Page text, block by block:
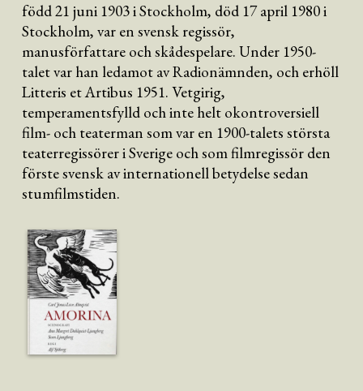
född 21 juni 1903 i Stockholm, död 17 april 1980 i
Stockholm, var en svensk regissör,
manusförfattare och skådespelare. Under 1950-
talet var han ledamot av Radionämnden, och erhöll
Litteris et Artibus 1951. Vetgirig,
temperamentsfylld och inte helt okontroversiell
film- och teaterman som var en 1900-talets största
teaterregissörer i Sverige och som filmregissör den
förste svensk av internationell betydelse sedan
stumfilmstiden.